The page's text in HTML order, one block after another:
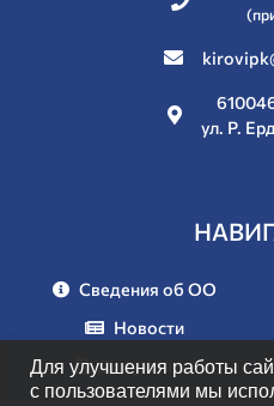
ул. Р.
Сведения об ОО
Новости
Документы
Для улучшения работы
с пользователями мы